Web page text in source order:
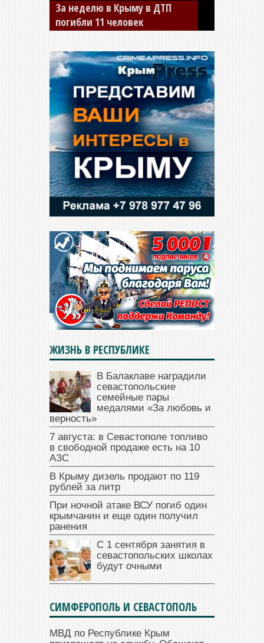
В Джанкое водитель ВАЗа
сбил двух детей на «зебре»
ЖИЗНЬ В РЕСПУБЛИКЕ
В Балаклаве наградили
севастопольские
семейные пары
медалями «За любовь и
верность»
7 августа: в Севастополе топливо
в свободной продаже есть на 10
АЗС
В Крыму дизель продают по 119
рублей за литр
При ночной атаке ВСУ погиб один
крымчанин и еще один получил
ранения
С 1 сентября занятия в
севастопольских школах
будут очными
СИМФЕРОПОЛЬ И СЕВАСТОПОЛЬ
МВД по Республике Крым